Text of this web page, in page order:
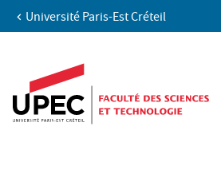
Aller au contenu
Accès directs
Recherche
Navigation secondaire
Université Paris-Est Créteil